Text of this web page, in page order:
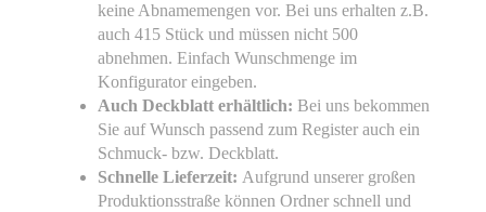
keine Abnamemengen vor. Bei uns erhalten z.B.
auch 415 Stück und müssen nicht 500
abnehmen. Einfach Wunschmenge im
Konfigurator eingeben.
Auch Deckblatt erhältlich: Bei uns bekommen
Sie auf Wunsch passend zum Register auch ein
Schmuck- bzw. Deckblatt.
Schnelle Lieferzeit: Aufgrund unserer großen
Produktionsstraße können Ordner schnell und